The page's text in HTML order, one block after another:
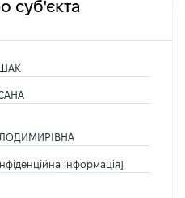
суб'єкта
інформація]